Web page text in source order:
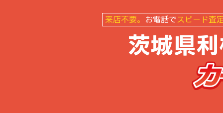
来店不要。 お電話で スピード査
茨城県